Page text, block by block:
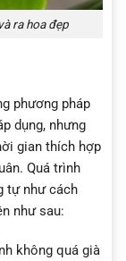
ra hoa đẹp
phương pháp
dụng, nhưng
gian thích hợp
Quá trình
tự như cách
như sau:
không quá già